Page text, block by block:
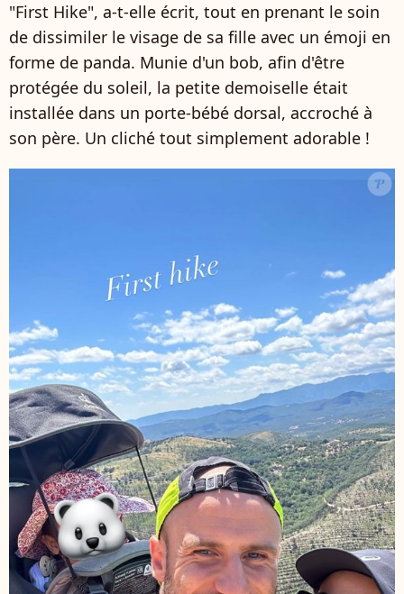
"First Hike", a-t-elle écrit, tout en prenant le soin
de dissimiler le visage de sa fille avec un émoji en
forme de panda. Munie d'un bob, afin d'être
protégée du soleil, la petite demoiselle était
installée dans un porte-bébé dorsal, accroché à
son père. Un cliché tout simplement adorable !